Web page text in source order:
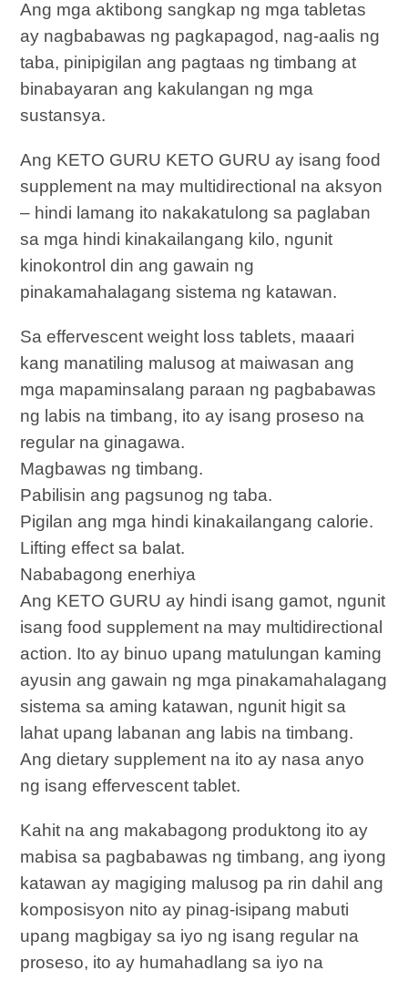
Ang mga aktibong sangkap ng mga tabletas
ay nagbabawas ng pagkapagod, nag-aalis ng
taba, pinipigilan ang pagtaas ng timbang at
binabayaran ang kakulangan ng mga
sustansya.
Ang KETO GURU KETO GURU ay isang food
supplement na may multidirectional na aksyon
– hindi lamang ito nakakatulong sa paglaban
sa mga hindi kinakailangang kilo, ngunit
kinokontrol din ang gawain ng
pinakamahalagang sistema ng katawan.
Sa effervescent weight loss tablets, maaari
kang manatiling malusog at maiwasan ang
mga mapaminsalang paraan ng pagbabawas
ng labis na timbang, ito ay isang proseso na
regular na ginagawa.
Magbawas ng timbang.
Pabilisin ang pagsunog ng taba.
Pigilan ang mga hindi kinakailangang calorie.
Lifting effect sa balat.
Nababagong enerhiya
Ang KETO GURU ay hindi isang gamot, ngunit
isang food supplement na may multidirectional
action. Ito ay binuo upang matulungan kaming
ayusin ang gawain ng mga pinakamahalagang
sistema sa aming katawan, ngunit higit sa
lahat upang labanan ang labis na timbang.
Ang dietary supplement na ito ay nasa anyo
ng isang effervescent tablet.
Kahit na ang makabagong produktong ito ay
mabisa sa pagbabawas ng timbang, ang iyong
katawan ay magiging malusog pa rin dahil ang
komposisyon nito ay pinag-isipang mabuti
upang magbigay sa iyo ng isang regular na
proseso, ito ay humahadlang sa iyo na